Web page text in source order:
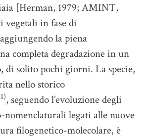
[Herman, 1979; AMINT,
vegetali in fase di
la piena
completa degradazione in un
di solito pochi giorni. La specie,
nello storico
, seguendo l’evoluzione degli
nomenclaturali legati alle nuove
filogenetico-molecolare, è